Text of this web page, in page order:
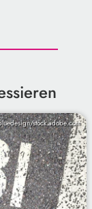
stock.adobe.com